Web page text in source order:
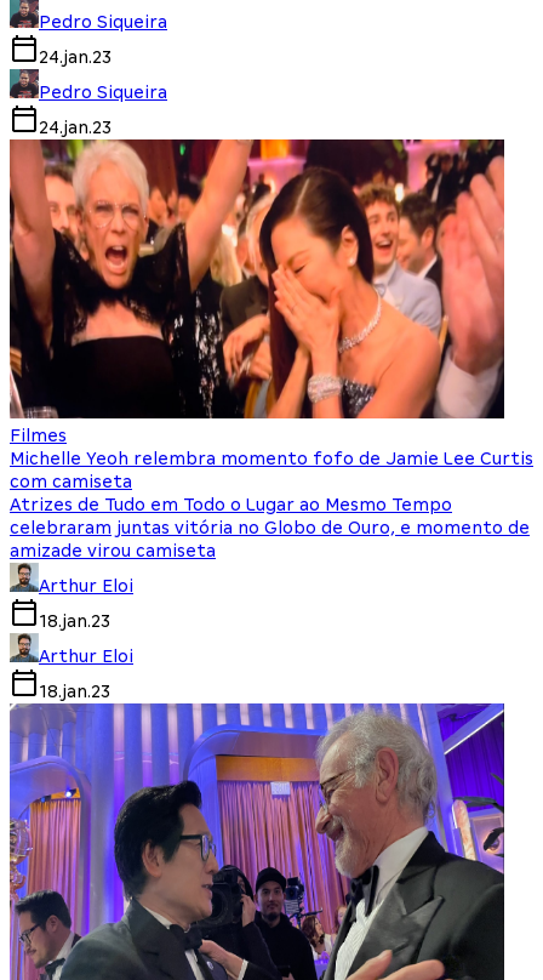
Pedro Siqueira
24.jan.23
Pedro Siqueira
24.jan.23
Filmes
Michelle Yeoh relembra momento fofo de Jamie Lee Curtis
com camiseta
Atrizes de Tudo em Todo o Lugar ao Mesmo Tempo
celebraram juntas vitória no Globo de Ouro, e momento de
amizade virou camiseta
Arthur Eloi
18.jan.23
Arthur Eloi
18.jan.23